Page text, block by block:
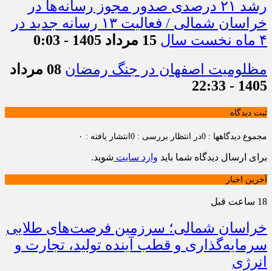
رشد ۲۱ درصدی صدور مجوز رسانه‌ها در
خراسان شمالی / فعالیت ۱۳ رسانه جدید در
۴ ماه نخست سال
15 مرداد 1405 - 0:03
مظلومیت اصفهان در جنگ رمضان
08 مرداد
1405 - 22:33
ثبت دیدگاه
مجموع دیدگاهها : 0 در انتظار بررسی : 0 انتشار یافته : ۰
برای ارسال دیدگاه شما باید وارد سایت شوید.
آخرین اخبار
18 ساعت قبل
خراسان شمالی؛ سرزمین فرصت‌های طلایی
سرمایه‌گذاری و قطب آینده تولید، تجارت و
انرژی